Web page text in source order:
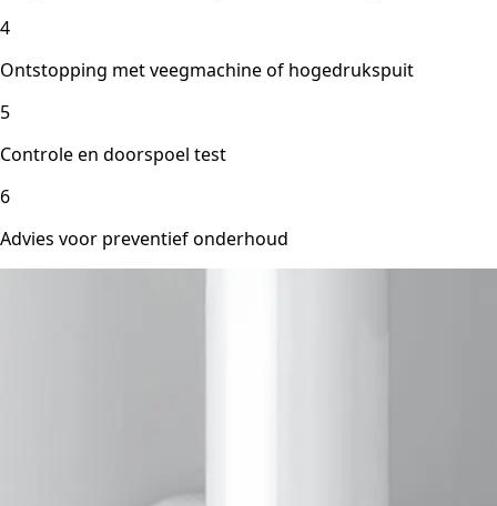
4
Ontstopping met veegmachine of hogedrukspuit
5
Controle en doorspoel test
6
Advies voor preventief onderhoud